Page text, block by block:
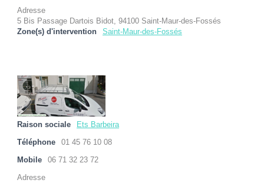
Adresse
5 Bis Passage Dartois Bidot, 94100 Saint-Maur-des-Fossés
Zone(s) d'intervention
Saint-Maur-des-Fossés
Raison sociale Ets Barbeira
Téléphone 01 45 76 10 08
Mobile 06 71 32 23 72
Adresse